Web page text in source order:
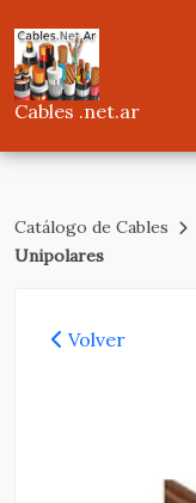
Cables .net.ar
Catálogo de Cables
Unipolares
Volver